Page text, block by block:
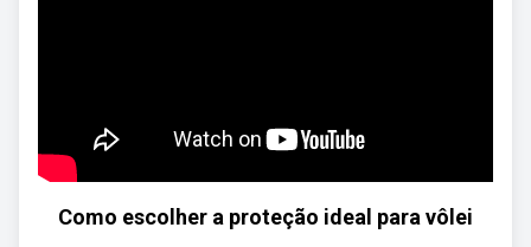
Como escolher a proteção ideal para vôlei